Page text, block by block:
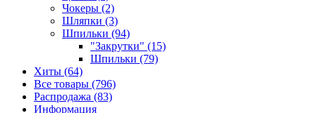
Чокеры (2)
Шляпки (3)
Шпильки (94)
"Закрутки" (15)
Шпильки (79)
Хиты (64)
Все товары (796)
Распродажа (83)
Информация